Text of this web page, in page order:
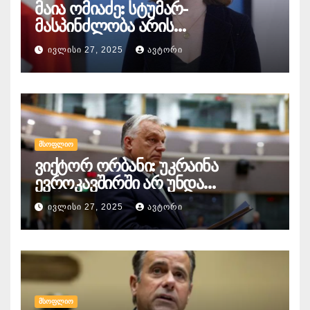
მაია ომიაძე: სტუმარ-
მასპინძლობა არის
საქართველოს განსაკუთრებული
ხიბლი და ის იდენტობა,
რომელიც ჩვენს ქვეყანას
გააჩნია და ეს ყველაფერში
გამოიხატება
ᲘᲕᲚᲘᲡᲘ 27, 2025 ᲐᲕᲢᲝᲠᲘ
ᲛᲡᲝᲤᲚᲘᲝ
ვიქტორ ორბანი: უკრაინა
ევროკავშირში არ უნდა
გაწევრიანდეს, თუნდაც ამის
გამო მთელი ბრიუსელი ყირაზე
დადგეს
ᲘᲕᲚᲘᲡᲘ 27, 2025 ᲐᲕᲢᲝᲠᲘ
ᲛᲡᲝᲤᲚᲘᲝ